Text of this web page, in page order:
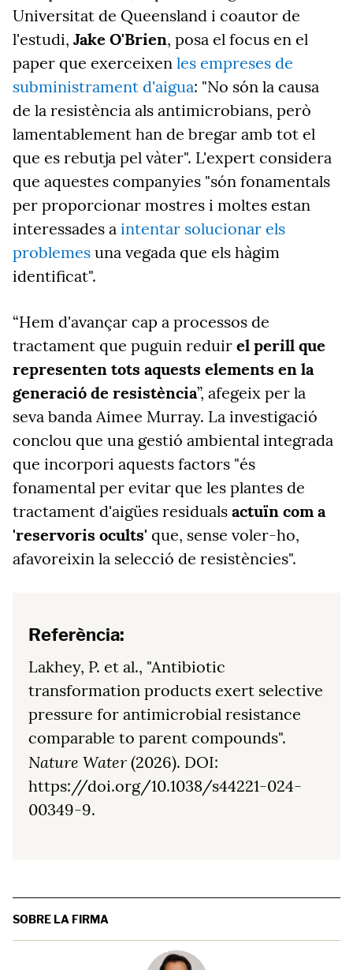
Universitat de Queensland i coautor de
l'estudi, Jake O'Brien, posa el focus en el
paper que exerceixen les empreses de
subministrament d'aigua: "No són la causa
de la resistència als antimicrobians, però
lamentablement han de bregar amb tot el
que es rebutja pel vàter". L'expert considera
que aquestes companyies "són fonamentals
per proporcionar mostres i moltes estan
interessades a intentar solucionar els
problemes una vegada que els hàgim
identificat".
“Hem d'avançar cap a processos de
tractament que puguin reduir el perill que
representen tots aquests elements en la
generació de resistència”, afegeix per la
seva banda Aimee Murray. La investigació
conclou que una gestió ambiental integrada
que incorpori aquests factors "és
fonamental per evitar que les plantes de
tractament d'aigües residuals actuïn com a
'reservoris ocults' que, sense voler-ho,
afavoreixin la selecció de resistències".
Referència:
Lakhey, P. et al., "Antibiotic
transformation products exert selective
pressure for antimicrobial resistance
comparable to parent compounds".
Nature Water (2026). DOI:
https://doi.org/10.1038/s44221-024-
00349-9.
SOBRE LA FIRMA